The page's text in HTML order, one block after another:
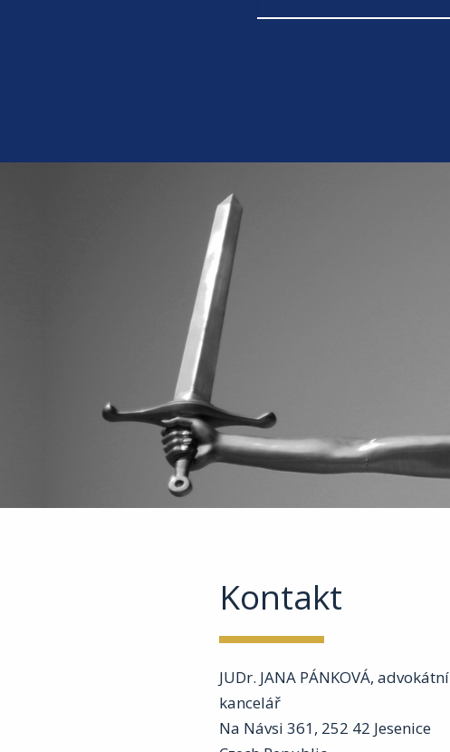
Kontakt
JUDr. JANA PÁNKOVÁ, advokátní
kancelář
Na Návsi 361, 252 42 Jesenice